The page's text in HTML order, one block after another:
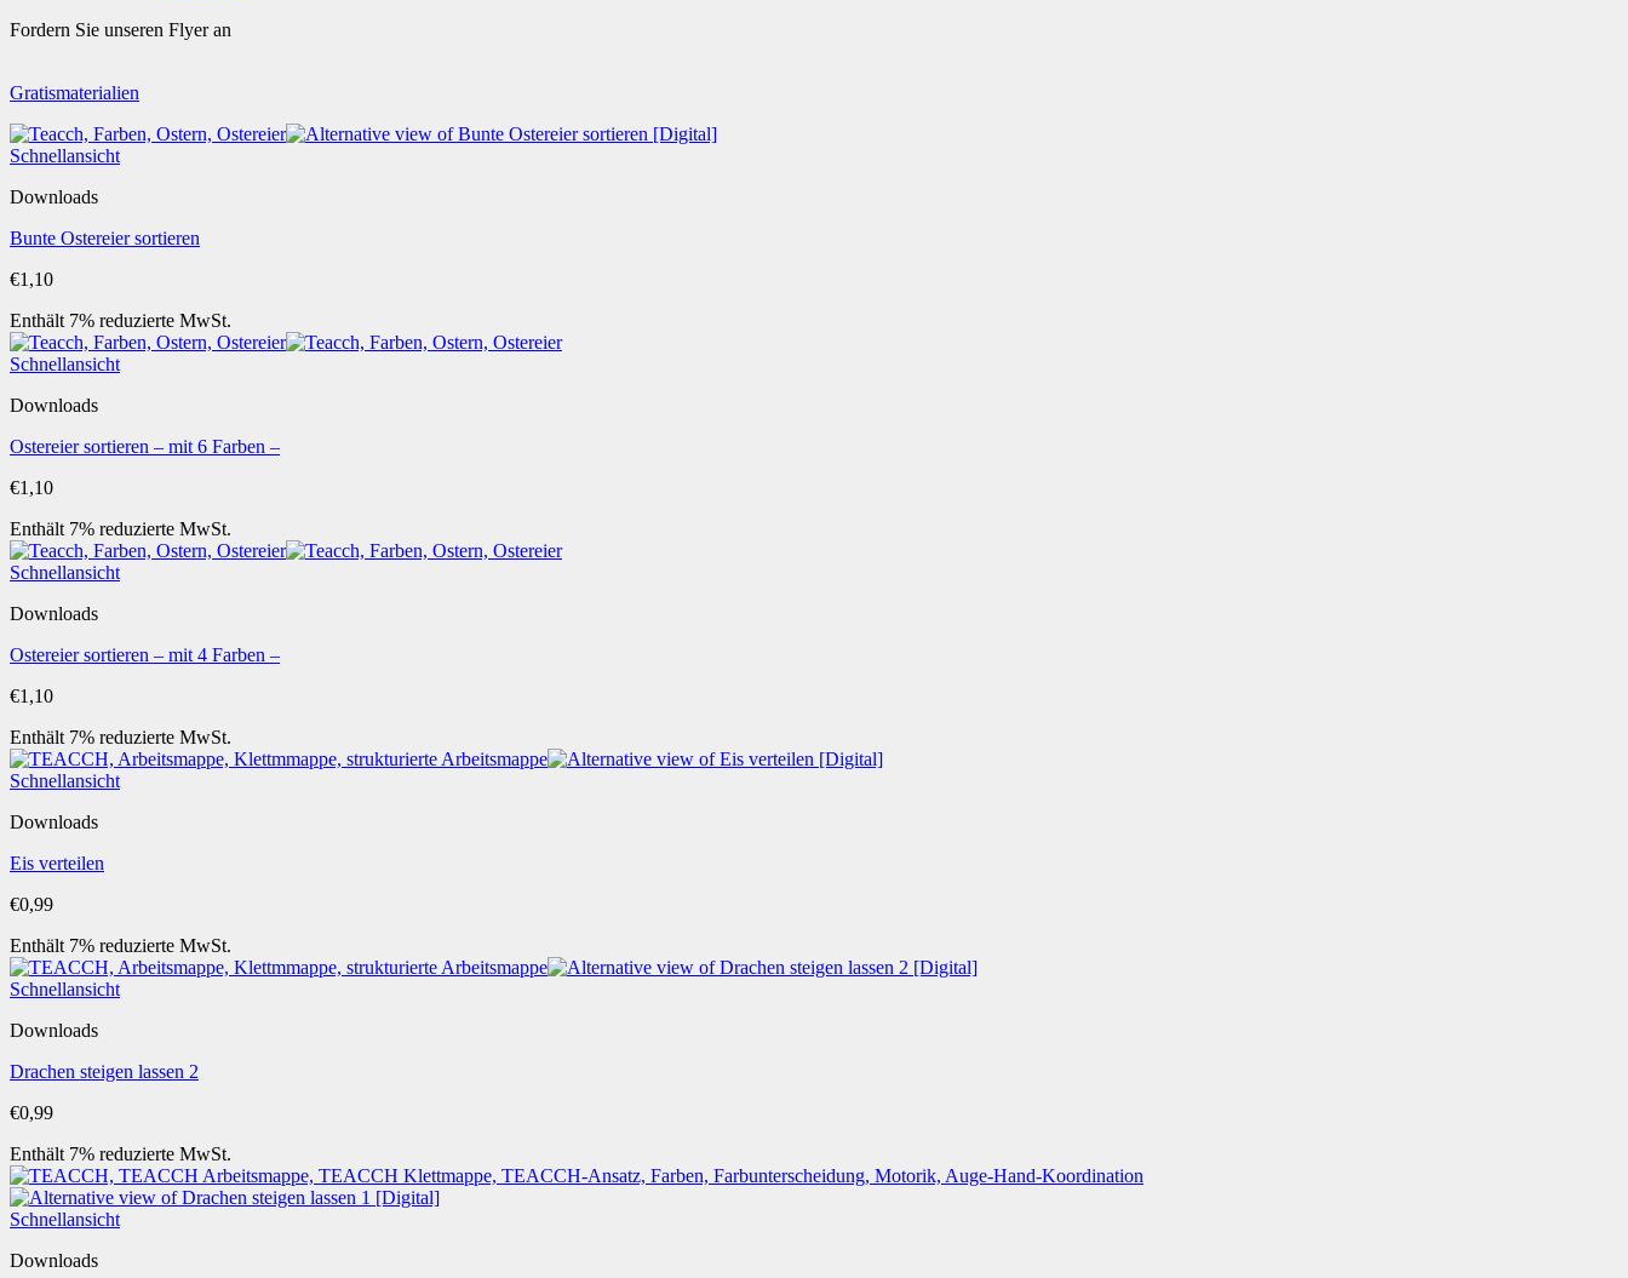
Fordern Sie unseren Flyer an
Gratismaterialien
Schnellansicht
Downloads
Bunte Ostereier sortieren
€1,10
Enthält 7% reduzierte MwSt.
Schnellansicht
Downloads
Ostereier sortieren – mit 6 Farben –
€1,10
Enthält 7% reduzierte MwSt.
Schnellansicht
Downloads
Ostereier sortieren – mit 4 Farben –
€1,10
Enthält 7% reduzierte MwSt.
Schnellansicht
Downloads
Eis verteilen
€0,99
Enthält 7% reduzierte MwSt.
Schnellansicht
Downloads
Drachen steigen lassen 2
€0,99
Enthält 7% reduzierte MwSt.
Schnellansicht
Downloads